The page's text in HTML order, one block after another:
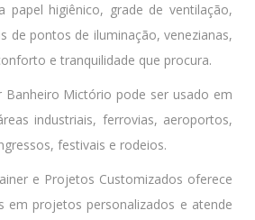
papel higiênico, grade de ventilação,
de pontos de iluminação, venezianas,
e tranquilidade que procura.
Banheiro Mictório pode ser usado em
industriais, ferrovias, aeroportos,
festivais e rodeios.
e Projetos Customizados oferece
em projetos personalizados e atende